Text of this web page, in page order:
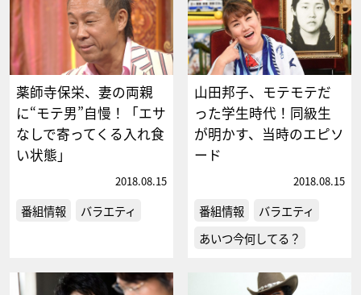
薬師寺保栄、妻の両親
に“モテ男”自慢！「エサ
なしで寄ってくる入れ食
い状態」
2018.08.15
番組情報 バラエティ
山田邦子、モテモテだ
った学生時代！同級生
が明かす、当時のエピソ
ード
2018.08.15
番組情報
バラエティ
あいつ今何してる？